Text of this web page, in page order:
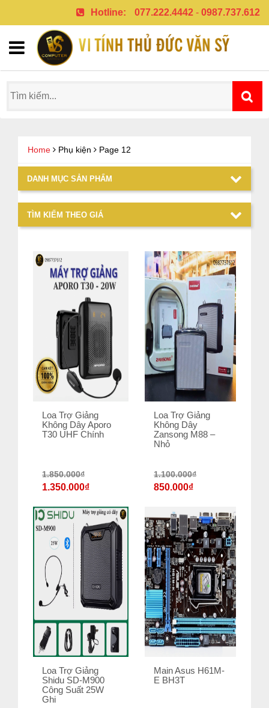
Hotline: 077.222.4442 - 0987.737.612
Home Phụ kiện Page 12
DANH MỤC SẢN PHẨM
TÌM KIẾM THEO GIÁ
Loa Trợ Giảng
Không Dây Aporo
T30 UHF Chính
1.850.000₫
1.350.000₫
Loa Trợ Giảng
Không Dây
Zansong M88 –
Nhỏ
1.100.000₫
850.000₫
Loa Trợ Giảng
Shidu SD-M900
Công Suất 25W
Ghi
Main Asus H61M-
E BH3T